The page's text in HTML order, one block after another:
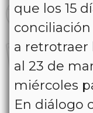
que los 15
a retrotraer
al 23 de
miércoles
En diálogo